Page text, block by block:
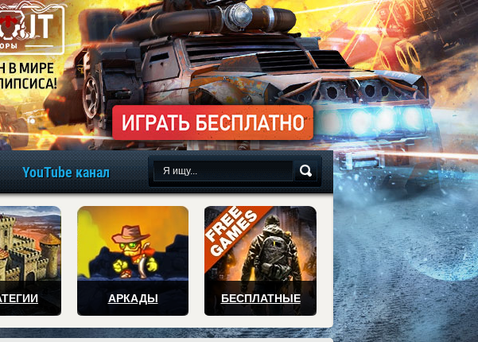
игры онлайн бесплатно
YouTube канал
АРКАДЫ БЕСПЛАТНЫЕ